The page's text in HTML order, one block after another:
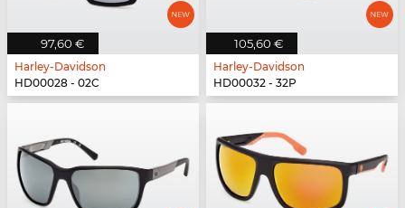
97,60 €
Harley-Davidson
HD00028 - 02C
105,60 €
Harley-Davidson
HD00032 - 32P